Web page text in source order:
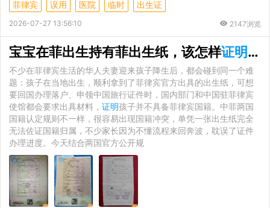
菲律宾 误用 医院 临时 出生证
2026-07-27 13:56:10 2147浏览
宝宝在菲出生持有菲出生纸，该怎样证明自
不少在菲律宾生活的华人夫妻迎来孩子降生后，都会碰到同一个难
题：孩子在当地出生，顺利拿到了菲律宾官方出具的出生纸，可想
要回国办理落户、申领中国旅行证件时，国内部门和中国驻菲律宾
使馆都会要求出具材料， 证明孩子并不具备菲律宾国籍。中菲两国
国籍认定规则不一样，很容易出现国籍冲突，单凭一张出生纸完全
无法佐证国籍归属，不少家长因为不懂流程来回奔波，耽误了证件
办理进度。今天结合两国官方公开规